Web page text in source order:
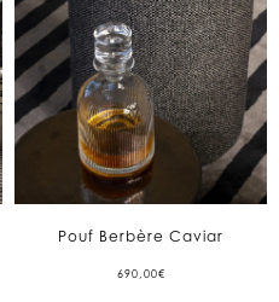
Pouf Berbère Caviar
690,00€